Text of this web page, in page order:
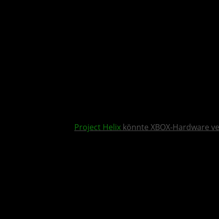
Project Helix könnte XBOX-Hardware